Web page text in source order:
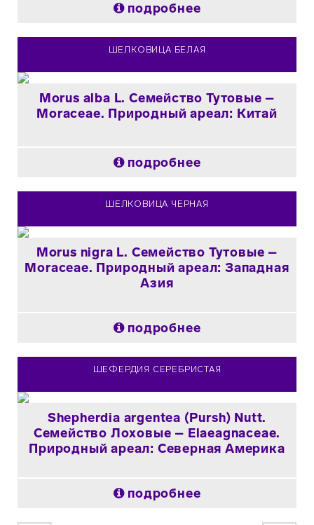
подробнее
ШЕЛКОВИЦА БЕЛАЯ
Morus alba L. Семейство Тутовые –
Moraceae. Природный ареал: Китай
подробнее
ШЕЛКОВИЦА ЧЕРНАЯ
Morus nigra L. Семейство Тутовые –
Moraceae. Природный ареал: Западная
Азия
подробнее
ШЕФЕРДИЯ СЕРЕБРИСТАЯ
Shepherdia argentea (Pursh) Nutt.
Семейство Лоховые – Elaeagnaceae.
Природный ареал: Северная Америка
подробнее